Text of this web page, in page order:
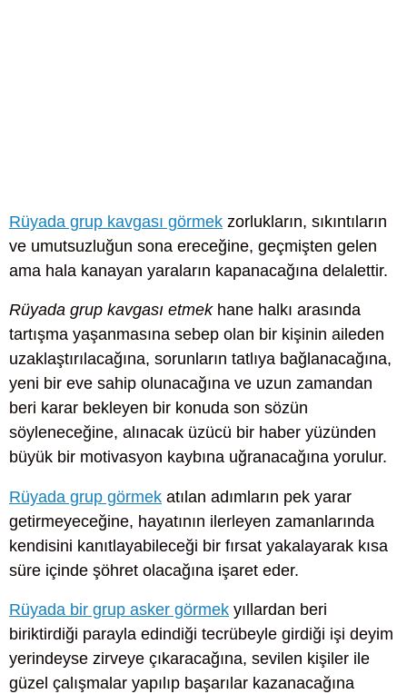
Rüyada grup kavgası görmek zorlukların, sıkıntıların
ve umutsuzluğun sona ereceğine, geçmişten gelen
ama hala kanayan yaraların kapanacağına delalettir.
Rüyada grup kavgası etmekhane halkı arasında
tartışma yaşanmasına sebep olan bir kişinin aileden
uzaklaştırılacağına, sorunların tatlıya bağlanacağına,
yeni bir eve sahip olunacağına ve uzun zamandan
beri karar bekleyen bir konuda son sözün
söyleneceğine, alınacak üzücü bir haber yüzünden
büyük bir motivasyon kaybına uğranacağına yorulur.
Rüyada grup görmek atılan adımların pek yarar
getirmeyeceğine, hayatının ilerleyen zamanlarında
kendisini kanıtlayabileceği bir fırsat yakalayarak kısa
süre içinde şöhret olacağına işaret eder.
Rüyada bir grup asker görmek yıllardan beri
biriktirdiği parayla edindiği tecrübeyle girdiği işi deyim
yerindeyse zirveye çıkaracağına, sevilen kişiler ile
güzel çalışmalar yapılıp başarılar kazanacağına